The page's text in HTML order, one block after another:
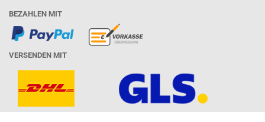
BEZAHLEN MIT
VERSENDEN MIT